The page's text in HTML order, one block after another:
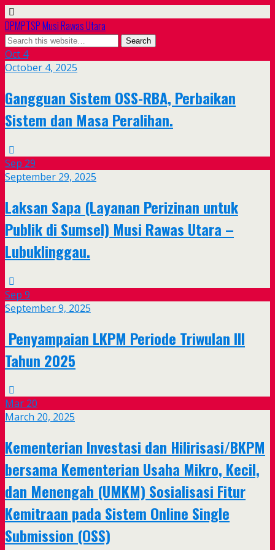
DPMPTSP Musi Rawas Utara
Oct 4
October 4, 2025
Gangguan Sistem OSS-RBA, Perbaikan
Sistem dan Masa Peralihan.
Sep 29
September 29, 2025
Laksan Sapa (Layanan Perizinan untuk
Publik di Sumsel) Musi Rawas Utara –
Lubuklinggau.
Sep 9
September 9, 2025
Penyampaian LKPM Periode Triwulan III
Tahun 2025
Mar 20
March 20, 2025
Kementerian Investasi dan Hilirisasi/BKPM
bersama Kementerian Usaha Mikro, Kecil,
dan Menengah (UMKM) Sosialisasi Fitur
Kemitraan pada Sistem Online Single
Submission (OSS)